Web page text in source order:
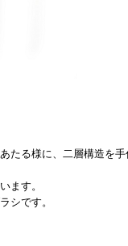
たる様に、二層構造を手
ます。
シです。